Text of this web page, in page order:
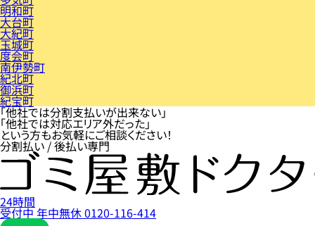
明和町
大台町
大紀町
玉城町
度会町
南伊勢町
紀北町
御浜町
紀宝町
「他社では分割支払いが出来ない」
「他社では対応エリア外だった」
という方もお気軽にご相談ください！
分割払い / 後払い専門
24時間
受付中年中無休0120-116-414